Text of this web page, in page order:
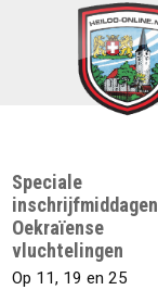
Speciale
inschrijfmiddagen
Oekraïense
vluchtelingen
Op 11, 19 en 25